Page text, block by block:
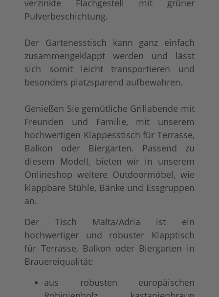
verzinkte Flachgestell mit grüner
Pulverbeschichtung.
Der Gartenesstisch kann ganz einfach
zusammengeklappt werden und lässt
sich somit leicht transportieren und
besonders platzsparend aufbewahren.
Genießen Sie gemütliche Grillabende mit
Freunden und Familie, mit unserem
hochwertigen Klappesstisch für Terrasse,
Balkon oder Biergarten. Passend zu
diesem Modell, bieten wir in unserem
Onlineshop weitere Outdoormöbel, wie
klappbare Stühle, Bänke und Essgruppen
an.
Der Tisch Malta/Adria ist ein
hochwertiger und robuster Klapptisch
für Terrasse, Balkon oder Biergarten in
Brauereiqualität:
aus robusten europäischen